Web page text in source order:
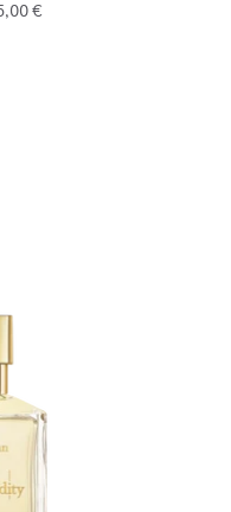
€